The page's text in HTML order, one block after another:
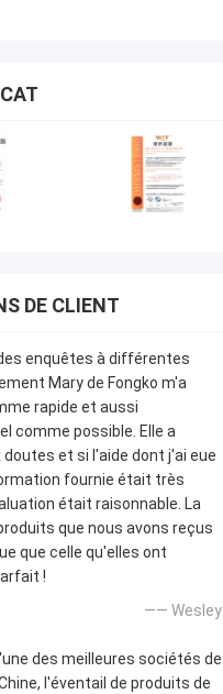
DE CLIENT
enquêtes à différentes
Mary de Fongko m'a
rapide et aussi
comme possible. Elle a
doutes et si l'aide dont j'ai eue
fournie était très
était raisonnable. La
que nous avons reçus
que celle qu'elles ont
!
—— Wesley
des meilleures sociétés de
l'éventail de produits de